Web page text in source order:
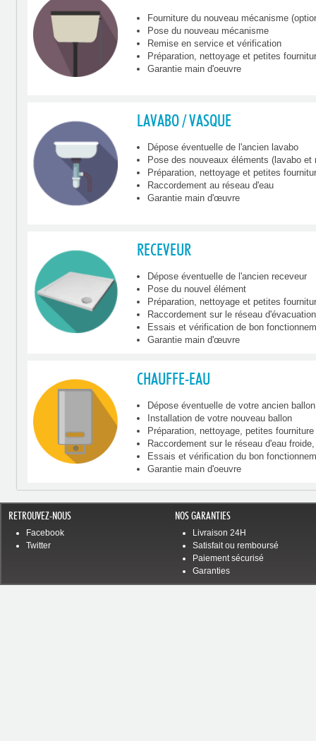
Fourniture du nouveau mécanisme
Pose du nouveau mécanisme
Remise en service et vérification
Préparation, nettoyage et petites
Garantie main d'oeuvre
LAVABO / VASQUE
Dépose éventuelle de l'ancien lavabo
Pose des nouveaux éléments (lavabo et
Préparation, nettoyage et petites
Raccordement au réseau d'eau
Garantie main d'œuvre
RECEVEUR
Dépose éventuelle de l'ancien receveur
Pose du nouvel élément
Préparation, nettoyage et petites
Raccordement sur le réseau d'évacuation
Essais et vérification de bon
Garantie main d'œuvre
CHAUFFE-EAU
Dépose éventuelle de votre ancien
Installation de votre nouveau ballon
Préparation, nettoyage, petites
Raccordement sur le réseau d'eau
Essais et vérification du bon
Garantie main d'oeuvre
RETROUVEZ-NOUS
Facebook
Twitter
NOS GARANTIES
Livraison 24H
Satisfait ou remboursé
Paiement sécurisé
Garanties